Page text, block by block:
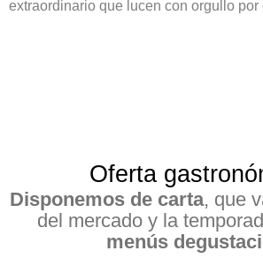
extraordinario que lucen con orgullo por
Oferta
Disponemos de carta, que
del mercado y la
menús